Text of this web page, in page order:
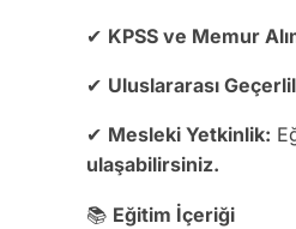
✔ KPSS ve Memur
✔ Uluslararası
✔ Mesleki Yetkinlik:
ulaşabilirsiniz.
📚 Eğitim İçeriği